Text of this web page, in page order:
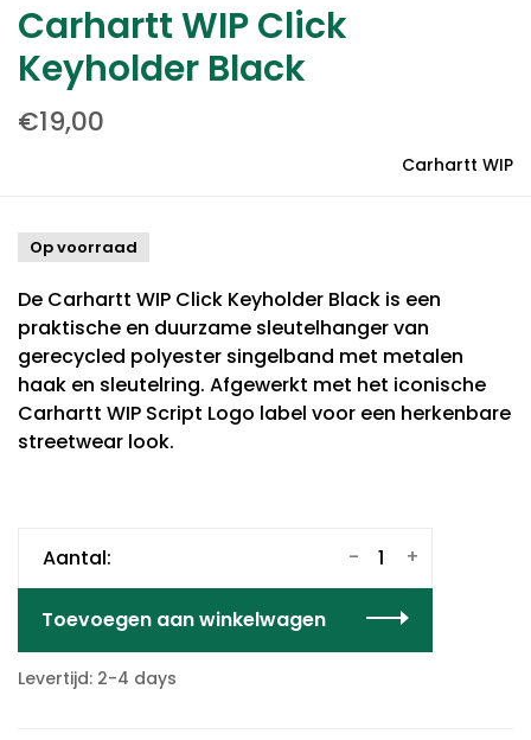
Carhartt WIP Click
Keyholder Black
€19,00
Carhartt WIP
Op voorraad
De Carhartt WIP Click Keyholder Black is een
praktische en duurzame sleutelhanger van
gerecycled polyester singelband met metalen
haak en sleutelring. Afgewerkt met het iconische
Carhartt WIP Script Logo label voor een herkenbare
streetwear look.
Aantal: +
-
Toevoegen aan winkelwagen
Levertijd: 2-4 days